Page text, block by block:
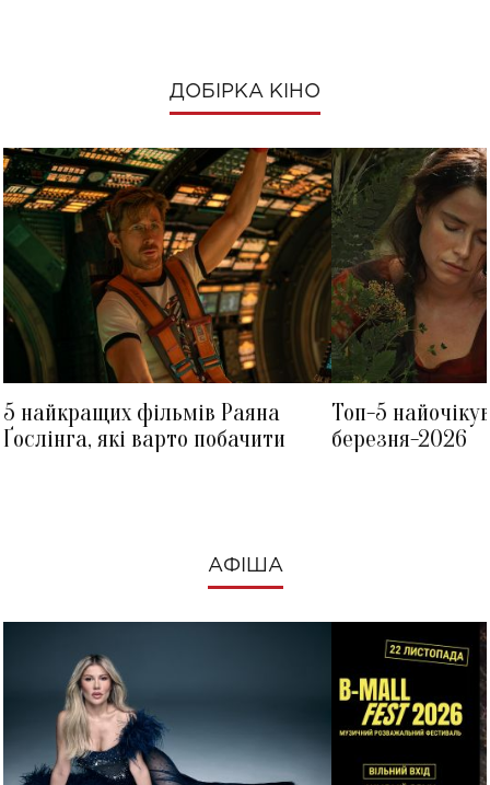
ДОБІРКА КІНО
5 найкращих фільмів Раяна
Ґослінга, які варто побачити
Топ-5
березня-2026
АФІША